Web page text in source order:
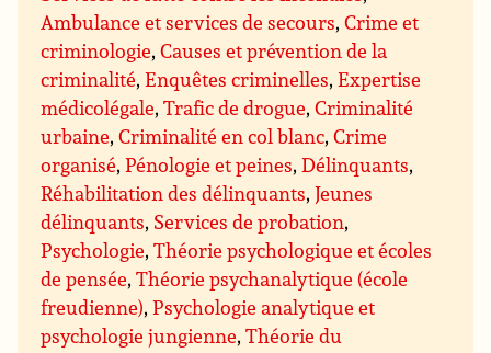
Ambulance et services de secours,Crime et
criminologie,Causes et prévention de la
criminalité,Enquêtes criminelles,Expertise
médicolégale,Trafic de drogue,Criminalité
urbaine,Criminalité en col blanc,Crime
organisé,Pénologie et peines,Délinquants,
Réhabilitation des délinquants,Jeunes
délinquants, Services de probation,
Psychologie,Théorie psychologique et écoles
de pensée,Théorie psychanalytique (école
freudienne),Psychologie analytique et
psychologie jungienne,Théorie du